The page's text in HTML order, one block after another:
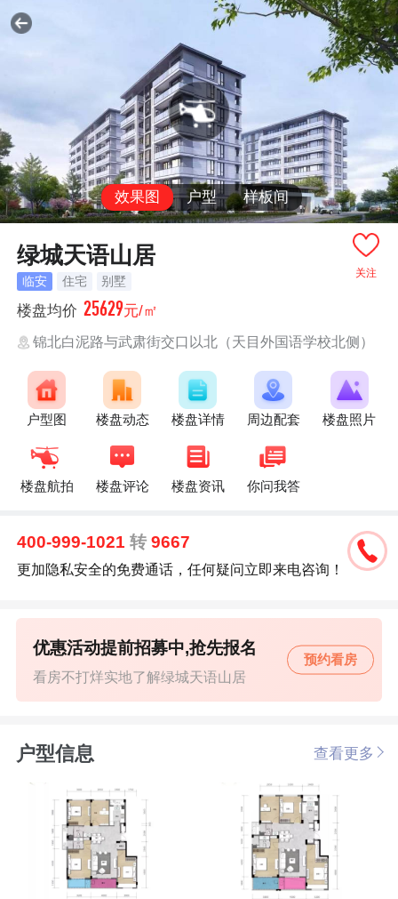
效果图 户型 样板间
关注
绿城天语山居
临安 住宅 别墅
楼盘均价 25629元/㎡
锦北白泥路与武肃街交口以北（天目外国语学校北侧）
户型图 楼盘动态 楼盘详情 周边配套 楼盘照片
楼盘航拍 楼盘评论 楼盘资讯 你问我答
400-999-1021转 9667
更加隐私安全的免费通话，任何疑问立即来电咨询！
看房不打烊实地了解绿城天语山居
优惠活动提前招募中,抢先报名
预约看房
户型信息 查看更多